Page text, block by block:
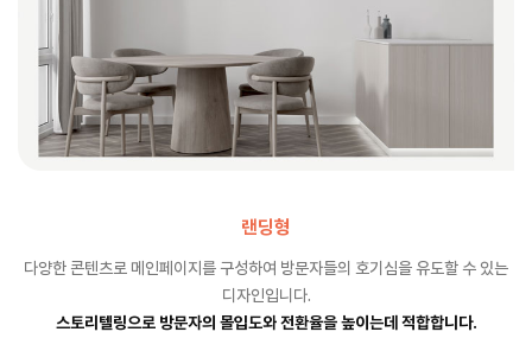
랜딩형
다양한 콘텐츠로 메인페이지를 구성하여 방문자들의 호기심을 유도할 수 있는
디자인입니다.
스토리텔링으로 방문자의 몰입도와 전환율을 높이는데 적합합니다.